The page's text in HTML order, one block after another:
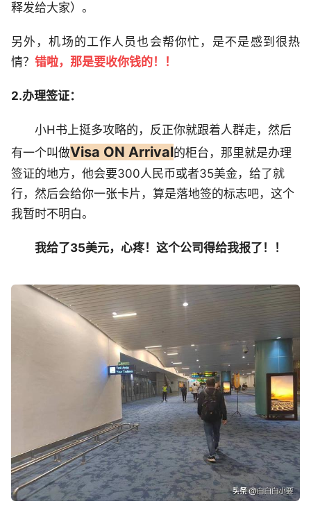
释发给大家）。
另外，机场的工作人员也会帮你忙，是不是感到很热
情？ 错啦，那是要收你钱的！！
2.办理签证：
小H书上挺多攻略的，反正你就跟着人群走，然后
有一个叫做Visa ON Arrival的柜台，那里就是办理
签证的地方，他会要300人民币或者35美金，给了就
行，然后会给你一张卡片，算是落地签的标志吧，这个
我暂时不明白。
我给了35美元，心疼！这个公司得给我报了！！